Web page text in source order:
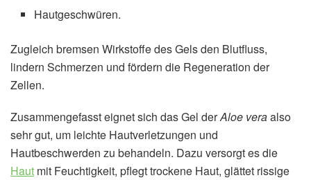
Hautgeschwüren.
Zugleich bremsen Wirkstoffe des Gels den Blutfluss,
lindern Schmerzen und fördern die Regeneration der
Zellen.
Zusammengefasst eignet sich das Gel derAloe veraalso
sehr gut, um leichte Hautverletzungen und
Hautbeschwerden zu behandeln. Dazu versorgt es die
Haut mit Feuchtigkeit, pflegt trockene Haut, glättet rissige